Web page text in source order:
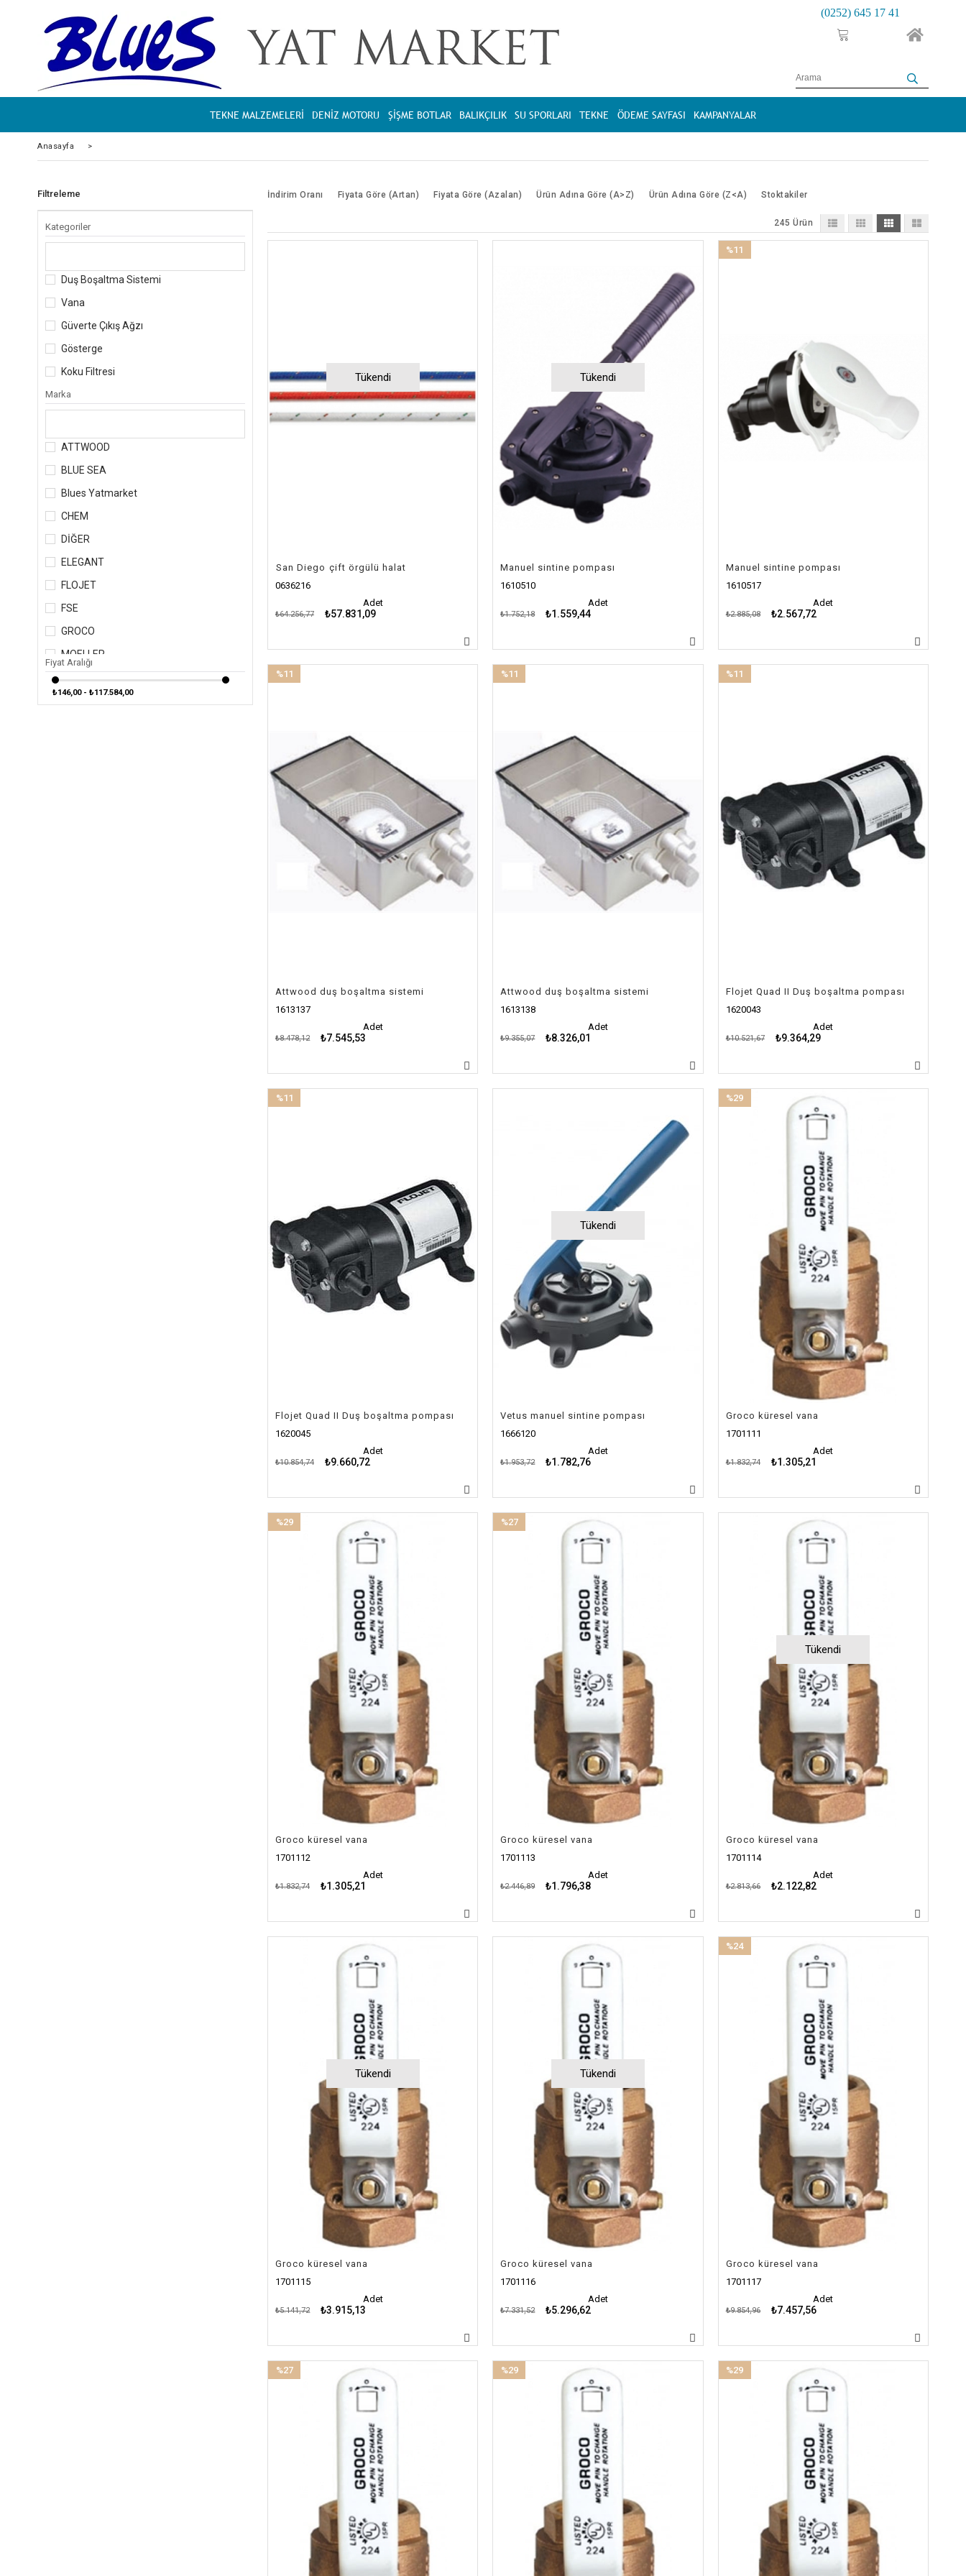
(0252) 645 17 41
TEKNE MALZEMELERİ DENİZ MOTORU ŞİŞME BOTLAR BALIKÇILIK SU SPORLARI TEKNE ÖDEME SAYFASI KAMPANYALAR
Anasayfa >
Filtreleme
Kategoriler
Duş Boşaltma Sistemi
Vana
Güverte Çıkış Ağzı
Gösterge
Koku Filtresi
Marka
ATTWOOD
BLUE SEA
Blues Yatmarket
CHEM
DİĞER
ELEGANT
FLOJET
FSE
GROCO
MOELLER
NOUVA RADE
OSCULATI
Fiyat Aralığı
₺146,00 - ₺117.584,00
İndirim Oranı Fiyata Göre (Artan) Fiyata Göre (Azalan) Ürün Adına Göre (A>Z) Ürün Adına Göre (Z<A) Stoktakiler
245 Ürün
Tükendi
San Diego çift örgülü halat
0636216
Adet
₺57.831,09
₺64.256,77
Tükendi
Manuel sintine pompası
1610510
Adet
₺1.559,44
₺1.752,18
Manuel sintine pompası
1610517
Adet
₺2.567,72
₺2.885,08
%11
Attwood duş boşaltma sistemi
1613137
Adet
₺7.545,53
₺8.478,12
%11
Attwood duş boşaltma sistemi
1613138
Adet
₺8.326,01
₺9.355,07
%11
Flojet Quad II Duş boşaltma pompası
1620043
Adet
₺9.364,29
₺10.521,67
%11
Flojet Quad II Duş boşaltma pompası
1620045
Adet
₺9.660,72
₺10.854,74
%11
Tükendi
Vetus manuel sintine pompası
1666120
Adet
₺1.782,76
₺1.953,72
Groco küresel vana
1701111
Adet
₺1.305,21
₺1.832,74
%29
Groco küresel vana
1701112
Adet
₺1.305,21
₺1.832,74
%29
Groco küresel vana
1701113
Adet
₺1.796,38
₺2.446,89
%27
Tükendi
Groco küresel vana
1701114
Adet
₺2.122,82
₺2.813,66
Tükendi
Groco küresel vana
1701115
Adet
₺3.915,13
₺5.141,72
Tükendi
Groco küresel vana
1701116
Adet
₺5.296,62
₺7.331,52
Groco küresel vana
1701117
Adet
₺7.457,56
₺9.854,96
%24
%27
%29
%29